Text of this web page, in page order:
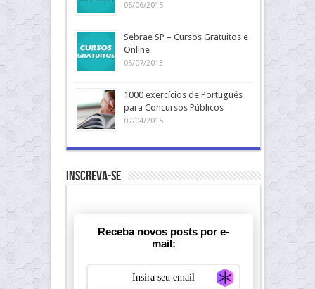
05/06/2015
Sebrae SP – Cursos Gratuitos e
Online
05/07/2013
1000 exercícios de Português
para Concursos Públicos
07/04/2015
Inscreva-se
Receba novos posts por e-
mail:
Generate new